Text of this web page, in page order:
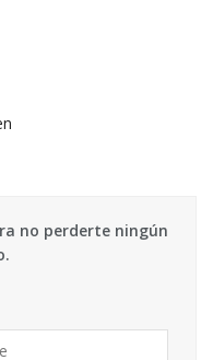
no perderte ningún